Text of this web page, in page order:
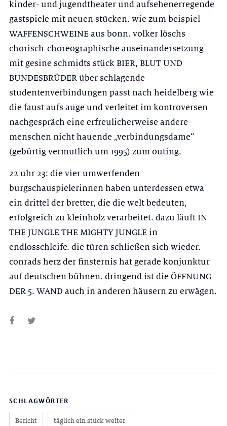
kinder- und jugendtheater und aufsehenerregende
gastspiele mit neuen stücken. wie zum beispiel
WAFFENSCHWEINE aus bonn. volker löschs
chorisch-choreographische auseinandersetzung
mit gesine schmidts stück BIER, BLUT UND
BUNDESBRÜDER über schlagende
studentenverbindungen passt nach heidelberg wie
die faust aufs auge und verleitet im kontroversen
nachgespräch eine erfreulicherweise andere
menschen nicht hauende „verbindungsdame“
(gebürtig vermutlich um 1995) zum outing.
22 uhr 23: die vier umwerfenden
burgschauspielerinnen haben unterdessen etwa
ein drittel der bretter, die die welt bedeuten,
erfolgreich zu kleinholz verarbeitet. dazu läuft IN
THE JUNGLE THE MIGHTY JUNGLE in
endlosschleife. die türen schließen sich wieder.
conrads herz der finsternis hat gerade konjunktur
auf deutschen bühnen. dringend ist die ÖFFNUNG
DER 5. WAND auch in anderen häusern zu erwägen.
SCHLAGWÖRTER
Bericht täglich ein stück weiter